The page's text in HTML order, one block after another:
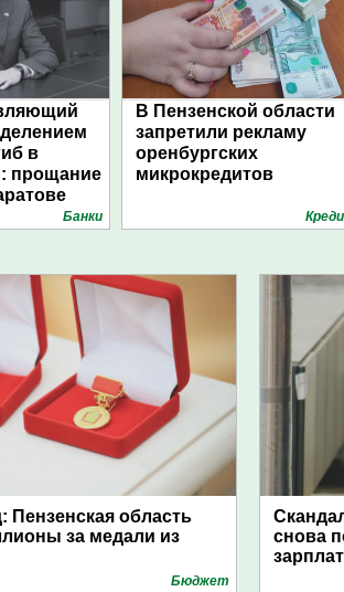
в
прощание
Банки
В Пензенской области
запретили рекламу
оренбургских
микрокредитов
Пензенская область
за медали из
Бюджет
снова